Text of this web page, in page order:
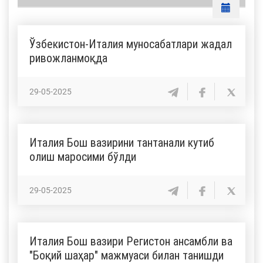
Ўзбекистон-Италия муносабатлари жадал
ривожланмоқда
29-05-2025
Италия Бош вазирини тантанали кутиб
олиш маросими бўлди
29-05-2025
Италия Бош вазири Регистон ансамбли ва
"Боқий шаҳар" мажмуаси билан танишди